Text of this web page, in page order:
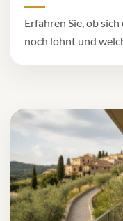
Erfahren Sie, ob
noch lohnt und